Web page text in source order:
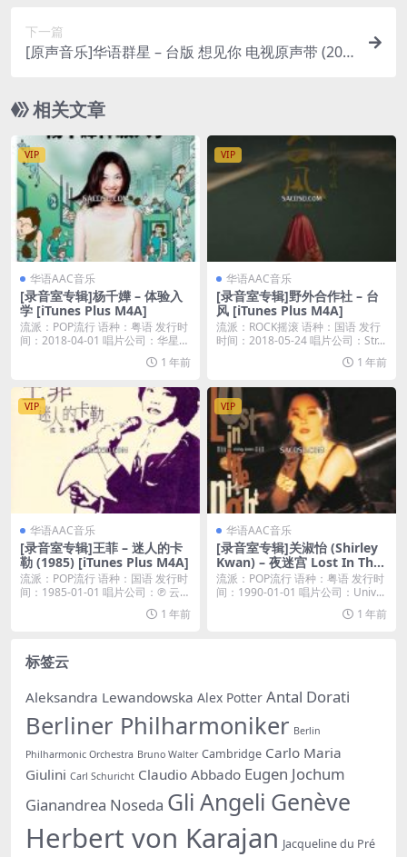
下一篇
[原声音乐]华语群星 – 台版 想见你 电视原声带 (202
相关文章
VIP
华语AAC音乐
[录音室专辑]杨千嬅 – 体验入
学 [iTunes Plus M4A]
流派：POP流行 语种：粤语 发行时
间：2018-04-01 唱片公司：华星唱
1 年前
VIP
华语AAC音乐
[录音室专辑]野外合作社 – 台
风 [iTunes Plus M4A]
流派：ROCK摇滚 语种：国语 发行
时间：2018-05-24 唱片公司：Str...
1 年前
VIP
华语AAC音乐
[录音室专辑]王菲 – 迷人的卡
勒 (1985) [iTunes Plus M4A]
流派：POP流行 语种：国语 发行时
间：1985-01-01 唱片公司：℗ 云
1 年前
VIP
华语AAC音乐
[录音室专辑]关淑怡 (Shirley
Kwan) – 夜迷宫 Lost In The
Night (1990) [iTunes Plus M
4A]
流派：POP流行 语种：粤语 发行时
间：1990-01-01 唱片公司：Univ...
1 年前
标签云
Aleksandra Lewandowska Alex Potter Antal Dorati
Berliner Philharmoniker Berlin
Philharmonic Orchestra Bruno Walter Cambridge Carlo Maria
Giulini Carl Schuricht Claudio Abbado Eugen Jochum
Gianandrea Noseda Gli Angeli Genève
Herbert von Karajan Jacqueline du Pré